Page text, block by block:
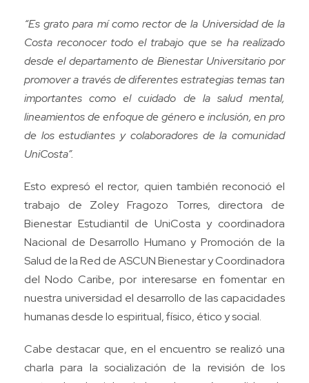
“Es grato para mí como rector de la Universidad de la
Costa reconocer todo el trabajo que se ha realizado
desde el departamento de Bienestar Universitario por
promover a través de diferentes estrategias temas tan
importantes como el cuidado de la salud mental,
lineamientos de enfoque de género e inclusión, en pro
de los estudiantes y colaboradores de la comunidad
UniCosta”.
Esto expresó el rector, quien también reconoció el
trabajo de Zoley Fragozo Torres, directora de
Bienestar Estudiantil de UniCosta y coordinadora
Nacional de Desarrollo Humano y Promoción de la
Salud de la Red de ASCUN Bienestar y Coordinadora
del Nodo Caribe, por interesarse en fomentar en
nuestra universidad el desarrollo de las capacidades
humanas desde lo espiritual, físico, ético y social.
Cabe destacar que, en el encuentro se realizó una
charla para la socialización de la revisión de los